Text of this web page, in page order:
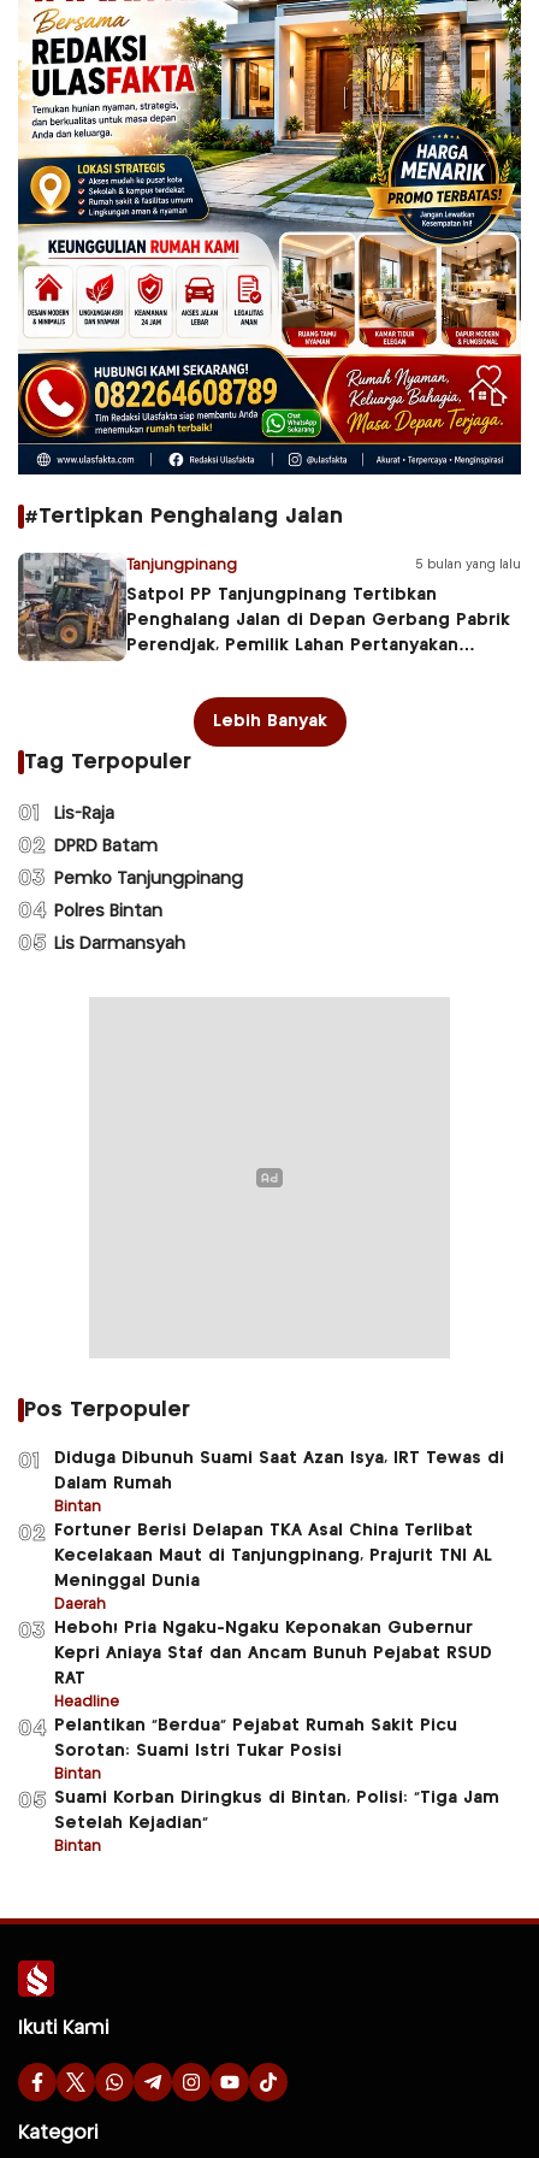
#Tertipkan Penghalang Jalan
Tanjungpinang 5 bulan yang lalu
Satpol PP Tanjungpinang Tertibkan
Penghalang Jalan di Depan Gerbang Pabrik
Perendjak, Pemilik Lahan Pertanyakan
Lebih Banyak
Tag Terpopuler
01 Lis-Raja
02 DPRD Batam
03 Pemko Tanjungpinang
04 Polres Bintan
05 Lis Darmansyah
Pos Terpopuler
01
Diduga Dibunuh Suami Saat Azan Isya, IRT Tewas di
Dalam Rumah
Bintan
02
Fortuner Berisi Delapan TKA Asal China Terlibat
Kecelakaan Maut di Tanjungpinang, Prajurit TNI AL
Meninggal Dunia
Daerah
03
Heboh! Pria Ngaku-Ngaku Keponakan Gubernur
Kepri Aniaya Staf dan Ancam Bunuh Pejabat RSUD
RAT
Headline
04
Pelantikan “Berdua” Pejabat Rumah Sakit Picu
Sorotan: Suami Istri Tukar Posisi
Bintan
05 Suami Korban Diringkus di Bintan, Polisi: “Tiga Jam
Setelah Kejadian”
Bintan
Ikuti Kami
Kategori